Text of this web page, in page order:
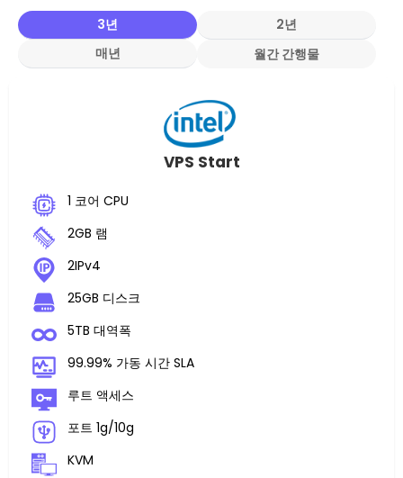
3년
2년
매년
월간 간행물
VPS Start
1 코어 CPU
2GB 램
2IPv4
25GB 디스크
5TB 대역폭
99.99% 가동 시간 SLA
루트 액세스
포트 1g/10g
KVM